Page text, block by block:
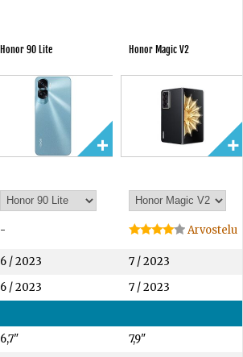
Honor 90 Lite Honor Magic V2
- Arvostelu
6 / 2023
7 / 2023
6 / 2023
7 / 2023
6,7"
7,9"